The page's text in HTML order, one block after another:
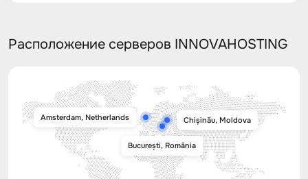
Расположение серверов INNOVAHOSTING
Amsterdam, Netherlands
București, România
Chișinău, Moldova